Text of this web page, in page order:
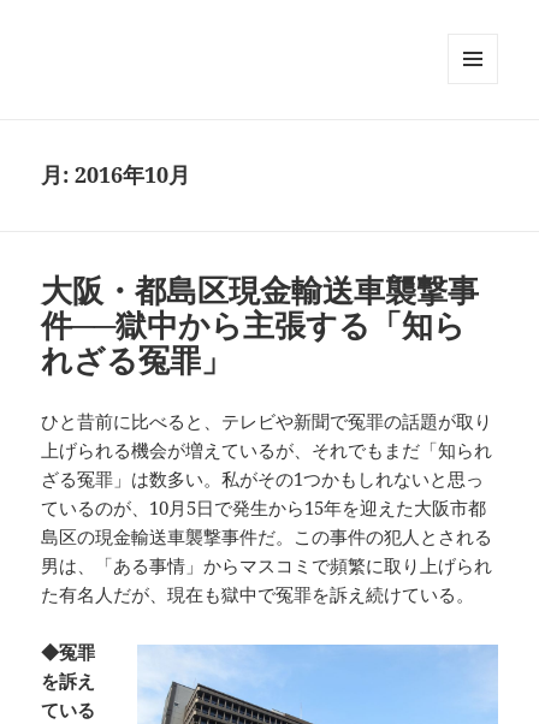
月:2016年10月
大阪・都島区現金輸送車襲撃事
件──獄中から主張する「知ら
れざる冤罪」
ひと昔前に比べると、テレビや新聞で冤罪の話題が取り
上げられる機会が増えているが、それでもまだ「知られ
ざる冤罪」は数多い。私がその1つかもしれないと思っ
ているのが、10月5日で発生から15年を迎えた大阪市都
島区の現金輸送車襲撃事件だ。この事件の犯人とされる
男は、「ある事情」からマスコミで頻繁に取り上げられ
た有名人だが、現在も獄中で冤罪を訴え続けている。
◆冤罪
を訴え
ている